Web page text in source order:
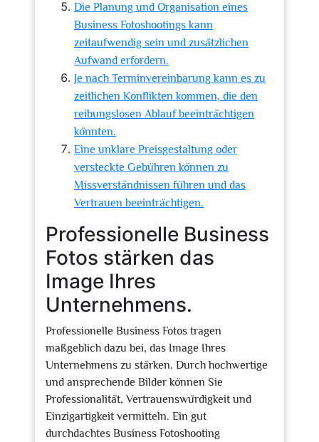
Die Planung und Organisation eines
Business Fotoshootings kann
zeitaufwendig sein und zusätzlichen
Aufwand erfordern.
Je nach Terminvereinbarung kann es zu
zeitlichen Konflikten kommen, die den
reibungslosen Ablauf beeinträchtigen
könnten.
Eine unklare Preisgestaltung oder
versteckte Gebühren können zu
Missverständnissen führen und das
Vertrauen beeinträchtigen.
Professionelle Business
Fotos stärken das
Image Ihres
Unternehmens.
Professionelle Business Fotos tragen
maßgeblich dazu bei, das Image Ihres
Unternehmens zu stärken. Durch hochwertige
und ansprechende Bilder können Sie
Professionalität, Vertrauenswürdigkeit und
Einzigartigkeit vermitteln. Ein gut
durchdachtes Business Fotoshooting